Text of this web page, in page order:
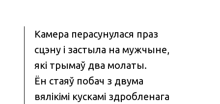
Камера перасунулася праз
сцэну і застыла на мужчыне,
які трымаў два молаты.
Ён стаяў побач з двума
вялікімі кускамі здробленага